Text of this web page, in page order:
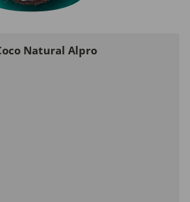
Natural Alpro